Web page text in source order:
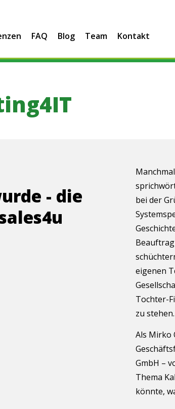
FAQ Blog Team Kontakt
- die
bei der
eigenen
Tochter-
zu stehen.
Als Mirko
GmbH –
Thema
könnte,